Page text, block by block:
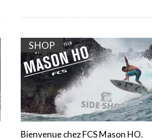
SHOP
Bienvenue chez FCS Mason HO.